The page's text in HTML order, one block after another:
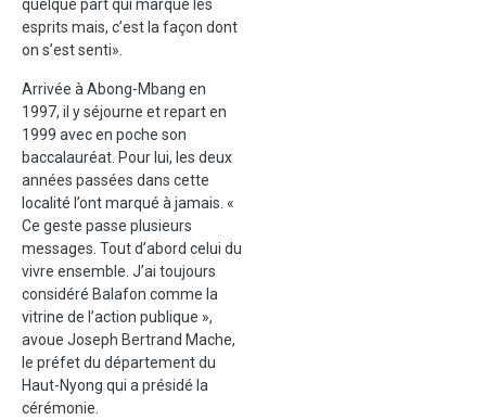
quelque part qui marque les
esprits mais, c’est la façon dont
on s’est senti».
Arrivée à Abong-Mbang en
1997, il y séjourne et repart en
1999 avec en poche son
baccalauréat. Pour lui, les deux
années passées dans cette
localité l’ont marqué à jamais. «
Ce geste passe plusieurs
messages. Tout d’abord celui du
vivre ensemble. J’ai toujours
considéré Balafon comme la
vitrine de l’action publique »,
avoue Joseph Bertrand Mache,
le préfet du département du
Haut-Nyong qui a présidé la
cérémonie.